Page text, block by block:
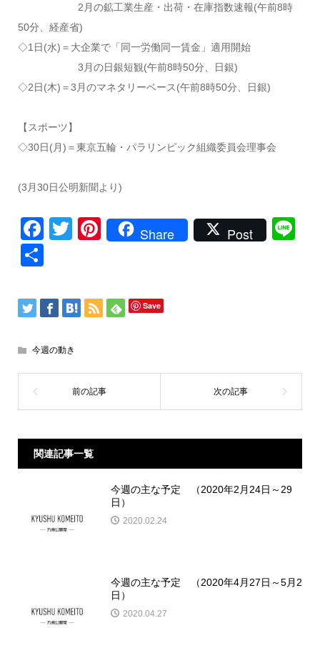
2月の鉱工業生産・出荷・在庫指数速報(午前8時
50分、経産省)
◇1日(水)＝大企業で「同一労働同一賃金」適用開始
3月の日銀短観(午前8時50分、日銀)
◇2日(木)＝3月のマネタリーベース(午前8時50分、日銀)
【スポーツ】
◇30日(月)＝東京五輪・パラリンピック組織委員会理事会
(3月30日公明新聞より)
Facebook
TwitterPinterest
Share Post
Save
今週の動き
関連記事一覧
今週の主な予定 （2020年2月24日～29
日）
2020.02.24
今週の主な予定 （2020年4月27日～5月2
日）
2020.04.27